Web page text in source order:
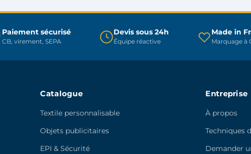
sur
la
choisies
du
Paiement sécurisé
CB, virement, SEPA
Devis sous 24h
Équipe réactive
Made in
Marquage à
Catalogue
Textile personnalisable
Objets publicitaires
EPI & Sécurité
Entreprise
À propos
Techniques
Demander